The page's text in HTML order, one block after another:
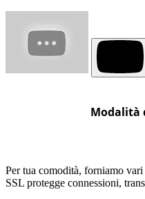
Modalità
Per tua comodità, forniamo
SSL protegge connessioni,